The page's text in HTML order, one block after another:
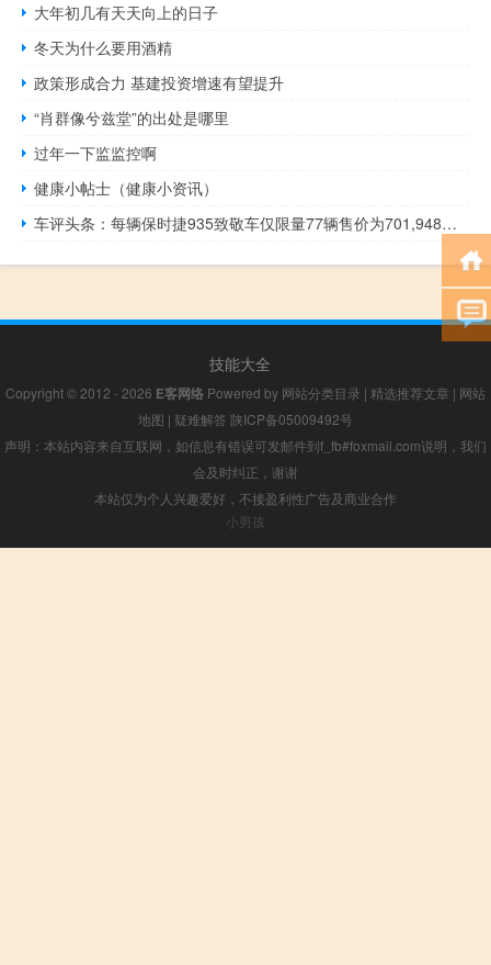
大年初几有天天向上的日子
冬天为什么要用酒精
政策形成合力 基建投资增速有望提升
“肖群像兮兹堂”的出处是哪里
过年一下监监控啊
健康小帖士（健康小资讯）
车评头条：每辆保时捷935致敬车仅限量77辆售价为701,948欧元
技能大全
Copyright © 2012 - 2026 E客网络 Powered by 网站分类目录 | 精选推荐文章 | 网站
地图 | 疑难解答 陕ICP备05009492号
声明：本站内容来自互联网，如信息有错误可发邮件到f_fb#foxmail.com说明，我们
会及时纠正，谢谢
本站仅为个人兴趣爱好，不接盈利性广告及商业合作
小男孩